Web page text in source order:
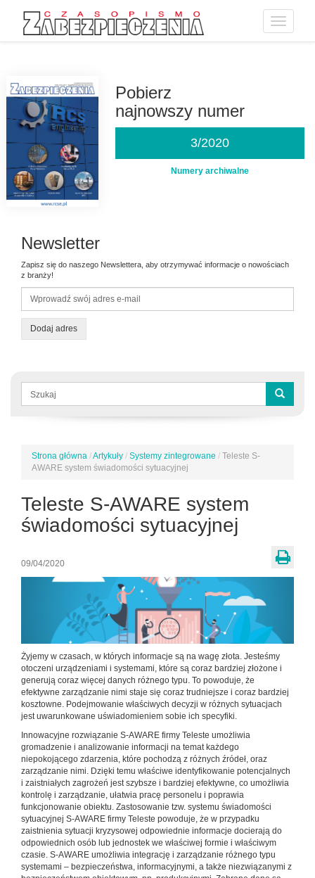
Toggle
Pobierz
najnowszy numer
3/2020
Numery archiwalne
Newsletter
Zapisz się do naszego Newslettera, aby otrzymywać informacje o nowościach
z branży!
Dodaj adres
Formularz
wyszukiwania
Jesteś
tutaj
Strona główna /Artykuły / Systemy zintegrowane / Teleste S-
AWARE system świadomości sytuacyjnej
Teleste S-AWARE system
świadomości sytuacyjnej
09/04/2020
Żyjemy w czasach, w których informacje są na wagę złota. Jesteśmy
otoczeni urządzeniami i systemami, które są coraz bardziej złożone i
generują coraz więcej danych różnego typu. To powoduje, że
efektywne zarządzanie nimi staje się coraz trudniejsze i coraz bardziej
kosztowne. Podejmowanie właściwych decyzji w różnych sytuacjach
jest uwarunkowane uświadomieniem sobie ich specyfiki.
Innowacyjne rozwiązanie S-AWARE firmy Teleste umożliwia
gromadzenie i analizowanie informacji na temat każdego
niepokojącego zdarzenia, które pochodzą z różnych źródeł, oraz
zarządzanie nimi. Dzięki temu właściwe identyfikowanie potencjalnych
i zaistniałych zagrożeń jest szybsze i bardziej efektywne, co umożliwia
kontrolę i zarządzanie, ułatwia pracę personelu i poprawia
funkcjonowanie obiektu. Zastosowanie tzw. systemu świadomości
sytuacyjnej S-AWARE firmy Teleste powoduje, że w przypadku
zaistnienia sytuacji kryzysowej odpowiednie informacje docierają do
odpowiednich osób lub jednostek we właściwej formie i właściwym
czasie. S-AWARE umożliwia integrację i zarządzanie różnego typu
systemami – bezpieczeństwa, informacyjnymi, a także niezwiązanymi z